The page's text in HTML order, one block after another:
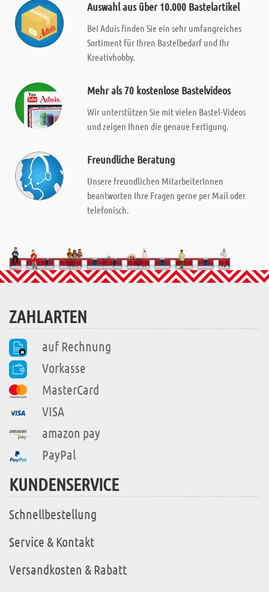
Auswahl aus über 10.000 Bastelartikel
Bei Aduis finden Sie ein sehr umfangreiches
Sortiment für Ihren Bastelbedarf und Ihr
Kreativhobby.
Mehr als 70 kostenlose Bastelvideos
Wir unterstützen Sie mit vielen Bastel-Videos
und zeigen Ihnen die genaue Fertigung.
Freundliche Beratung
Unsere freundlichen MitarbeiterInnen
beantworten Ihre Fragen gerne per Mail oder
telefonisch.
ZAHLARTEN
auf Rechnung
Vorkasse
MasterCard
VISA
amazon pay
PayPal
KUNDENSERVICE
Schnellbestellung
Service & Kontakt
Versandkosten & Rabatt